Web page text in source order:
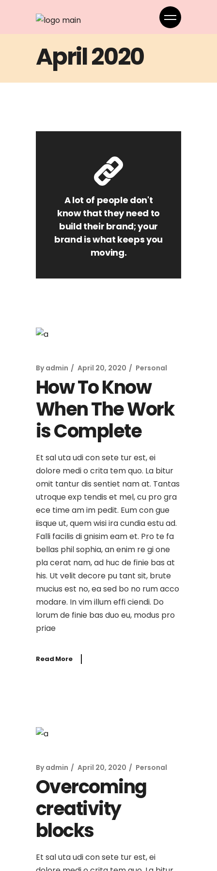
April 2020
A lot of people don't
know that they need to
build their brand; your
brand is what keeps you
moving.
By admin April 20, 2020 Personal
How To Know
When The Work
is Complete
Et sal uta udi con sete tur est, ei
dolore medi o crita tem quo. La bitur
omit tantur dis sentiet nam at. Tantas
utroque exp tendis et mel, cu pro gra
ece time am im pedit. Eum con gue
iisque ut, quem wisi ira cundia estu ad.
Falli facilis di gnisim eam et. Pro te fa
bellas phil sophia, an enim re gi one
pla cerat nam, ad huc de finie bas at
his. Ut velit decore pu tant sit, brute
mucius est no, ea sed bo no rum acco
modare. In vim illum effi ciendi. Do
lorum de finie bas duo eu, modus pro
priae
Read More
By admin April 20, 2020 Personal
Overcoming
creativity
blocks
Et sal uta udi con sete tur est, ei